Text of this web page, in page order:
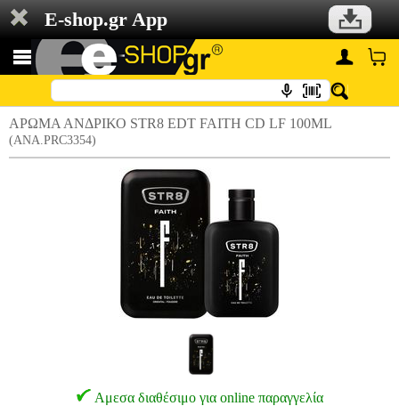
E-shop.gr App
ΑΡΩΜΑ ΑΝΔΡΙΚΟ STR8 EDT FAITH CD LF 100ML
(ANA.PRC3354)
Αμεσα διαθέσιμο για online παραγγελία